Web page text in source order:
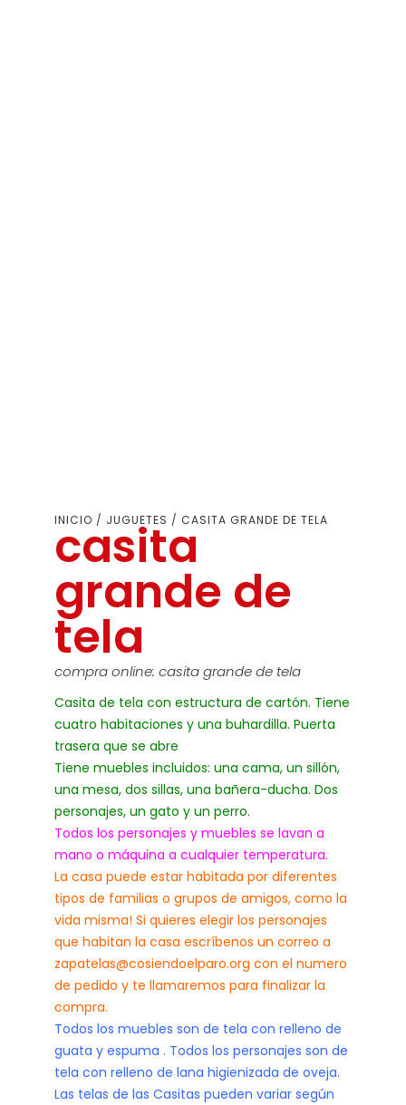
INICIO / JUGUETES / CASITA GRANDE DE TELA
casita
grande de
tela
compra online: casita grande de tela
Casita de tela con estructura de cartón. Tiene
cuatro habitaciones y una buhardilla. Puerta
trasera que se abre
Tiene muebles incluidos: una cama, un sillón,
una mesa, dos sillas, una bañera-ducha. Dos
personajes, un gato y un perro.
Todos los personajes y muebles se lavan a
mano o máquina a cualquier temperatura.
La casa puede estar habitada por diferentes
tipos de familias o grupos de amigos, como la
vida misma! Si quieres elegir los personajes
que habitan la casa escríbenos un correo a
zapatelas@cosiendoelparo.org con el numero
de pedido y te llamaremos para finalizar la
compra.
Todos los muebles son de tela con relleno de
guata y espuma . Todos los personajes son de
tela con relleno de lana higienizada de oveja.
Las telas de las Casitas pueden variar según